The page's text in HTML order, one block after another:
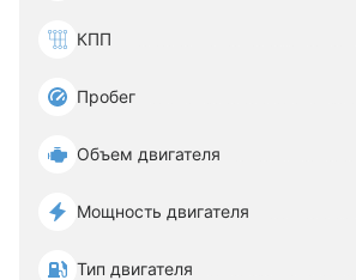
КПП
Пробег
Объем двигателя
Мощность двигателя
Тип двигателя